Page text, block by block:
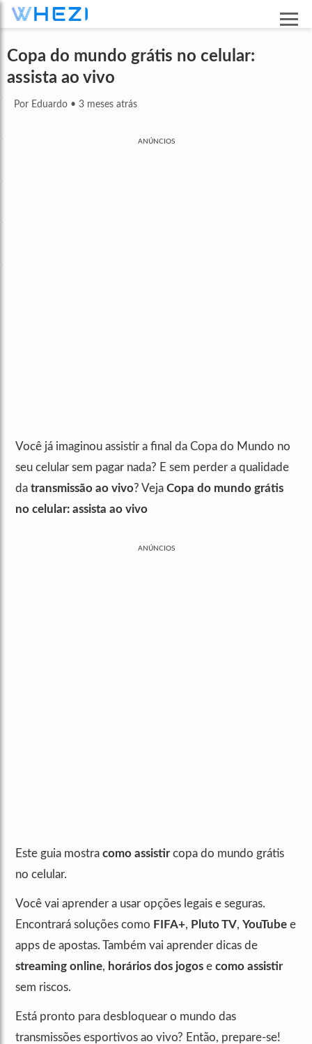
Copa do mundo grátis no celular:
assista ao vivo
Por Eduardo • 3 meses atrás
ANÚNCIOS
Você já imaginou assistir a final da Copa do Mundo no
seu celular sem pagar nada? E sem perder a qualidade
da transmissão ao vivo? Veja Copa do mundo grátis
no celular: assista ao vivo
ANÚNCIOS
Este guia mostra como assistircopa do mundo grátis
no celular.
Você vai aprender a usar opções legais e seguras.
Encontrará soluções como FIFA+, Pluto TV, YouTube e
apps de apostas. Também vai aprender dicas de
streaming online, horários dos jogos e como assistir
sem riscos.
Está pronto para desbloquear o mundo das
transmissões esportivos ao vivo? Então, prepare-se!